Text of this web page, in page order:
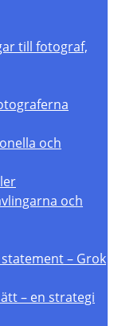
till fotograf,
och
och
– Grok
– en strategi